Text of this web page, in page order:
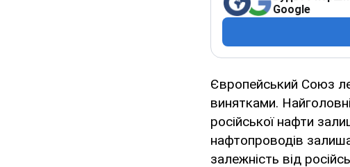
Google
Європейський Союз
винятками.
російської нафти
нафтопроводів
залежність від